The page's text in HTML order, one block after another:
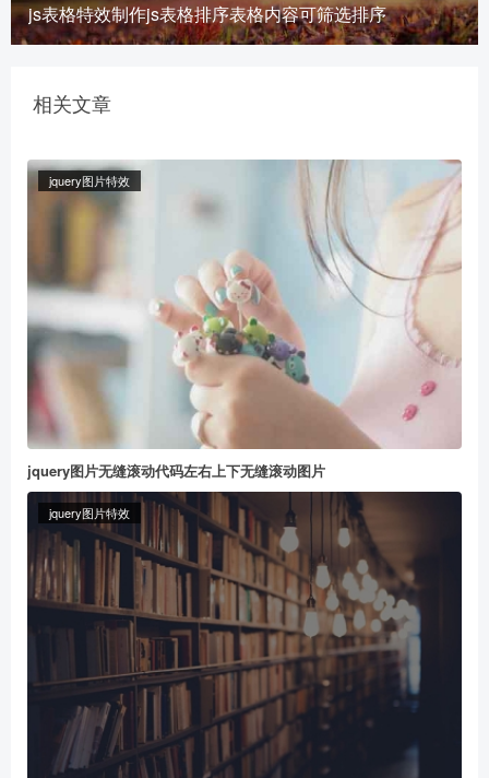
js表格特效制作js表格排序表格内容可筛选排序
相关文章
jquery图片特效
jquery图片无缝滚动代码左右上下无缝滚动图片
jquery图片特效